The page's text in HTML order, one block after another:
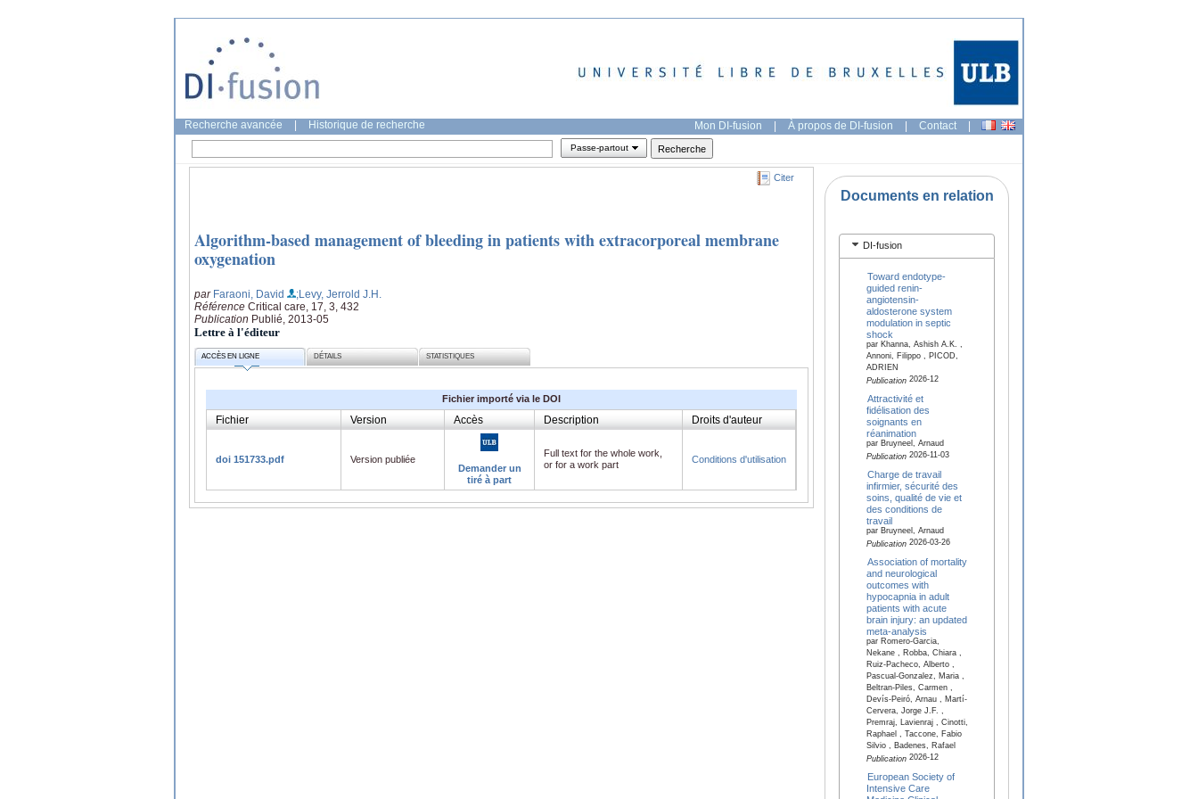
Recherche avancée Historique de recherche Mon DI-fusion | À propos de DI-fusion | Contact |
Passe-partout
Citer
Algorithm-based management of bleeding in patients with extracorporeal membrane
oxygenation
par Faraoni, David
;Levy, Jerrold J.H.
Référence Critical care, 17, 3, 432
Publication Publié, 2013-05
Lettre à l'éditeur
ACCÈS EN LIGNE DÉTAILS STATISTIQUES
Fichier importé via le DOI
Fichier Version Accès Description Droits d'auteur
doi 151733.pdf
Version publiée
Demander un
tiré à part
Full text for the whole work,
or for a work part
Conditions d'utilisation
Documents en relation
DI-fusion
Toward endotype-
guided renin-
angiotensin-
aldosterone system
modulation in septic
shock
par Khanna, Ashish A.K. ,
Annoni, Filippo , PICOD,
ADRIEN
Publication2026-12
Attractivité et
fidélisation des
soignants en
réanimation
par Bruyneel, Arnaud
Publication2026-11-03
Charge de travail
infirmier, sécurité des
soins, qualité de vie et
des conditions de
travail
par Bruyneel, Arnaud
Publication2026-03-26
Association of mortality
and neurological
outcomes with
hypocapnia in adult
patients with acute
brain injury: an updated
meta-analysis
par Romero-Garcia,
Nekane , Robba, Chiara ,
Ruiz-Pacheco, Alberto ,
Pascual-Gonzalez, Maria ,
Beltran-Piles, Carmen ,
Devís-Peiró, Arnau , Martí-
Cervera, Jorge J.F. ,
Premraj, Lavienraj , Cinotti,
Raphael , Taccone, Fabio
Silvio , Badenes, Rafael
Publication2026-12
European Society of
Intensive Care